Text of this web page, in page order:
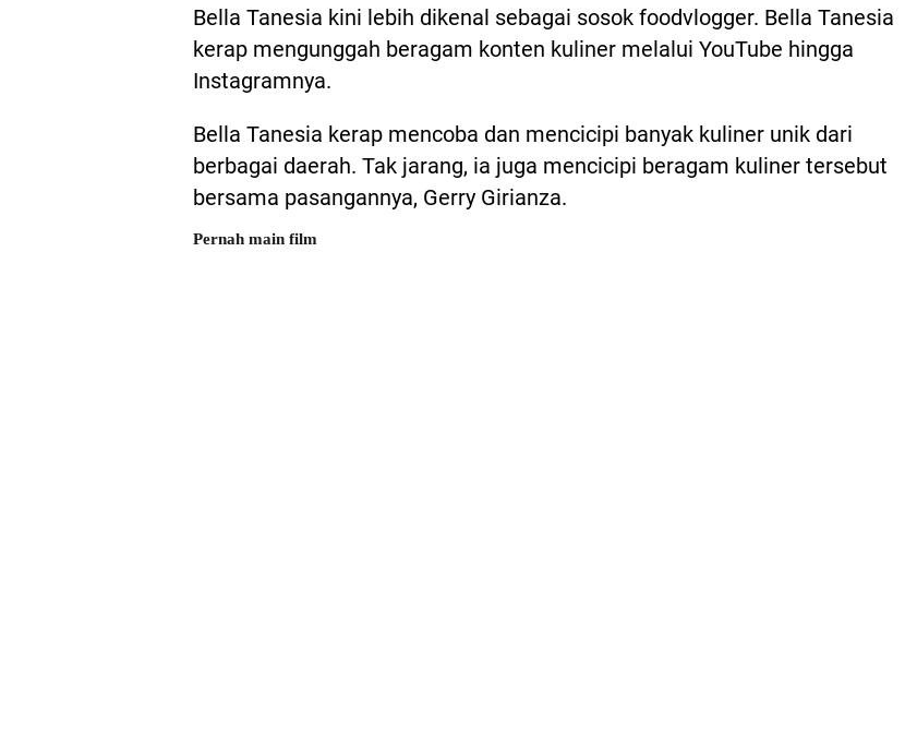
Bella Tanesia kini lebih dikenal sebagai sosok foodvlogger. Bella Tanesia
kerap mengunggah beragam konten kuliner melalui YouTube hingga
Instagramnya.
Bella Tanesia kerap mencoba dan mencicipi banyak kuliner unik dari
berbagai daerah. Tak jarang, ia juga mencicipi beragam kuliner tersebut
bersama pasangannya, Gerry Girianza.
Pernah main film